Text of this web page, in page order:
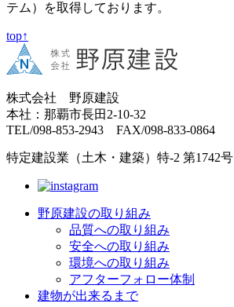
テム）を取得しております。
top↑
株式会社 野原建設
本社：那覇市長田2-10-32
TEL/098-853-2943 FAX/098-833-0864
特定建設業（土木・建築）特-2 第1742号
野原建設の取り組み
品質への取り組み
安全への取り組み
環境への取り組み
アフターフォロー体制
建物が出来るまで